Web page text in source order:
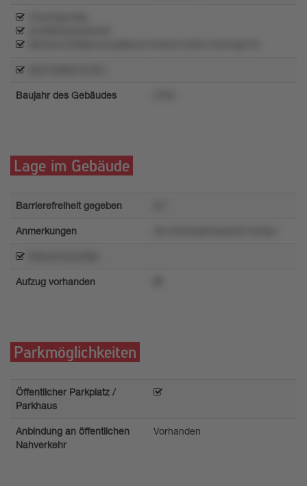
Baujahr des Gebäudes
Lage im Gebäude
Barrierefreiheit gegeben
Anmerkungen
Aufzug vorhanden
Parkmöglichkeiten
Öffentlicher Parkplatz /
Parkhaus
Anbindung an öffentlichen
Nahverkehr
Vorhanden